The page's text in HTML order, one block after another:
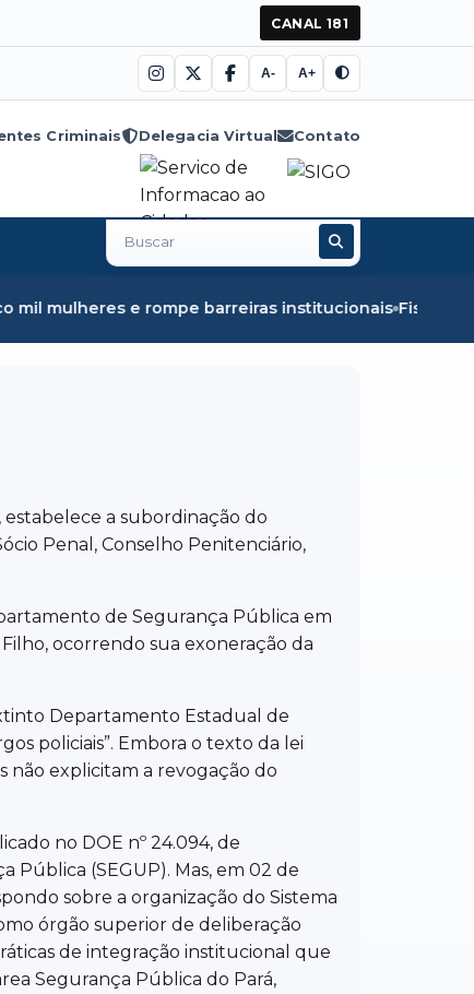
CANAL 181
A- A+
Criminais Delegacia Virtual Contato
Buscar
no
e rompe barreiras institucionais Fiscalização
estabelece a subordinação do
Penal, Conselho Penitenciário,
de Segurança Pública em
ocorrendo sua exoneração da
Departamento Estadual de
policiais”. Embora o texto da lei
não explicitam a revogação do
no DOE nº 24.094, de
Pública (SEGUP). Mas, em 02 de
sobre a organização do Sistema
órgão superior de deliberação
de integração institucional que
Segurança Pública do Pará,